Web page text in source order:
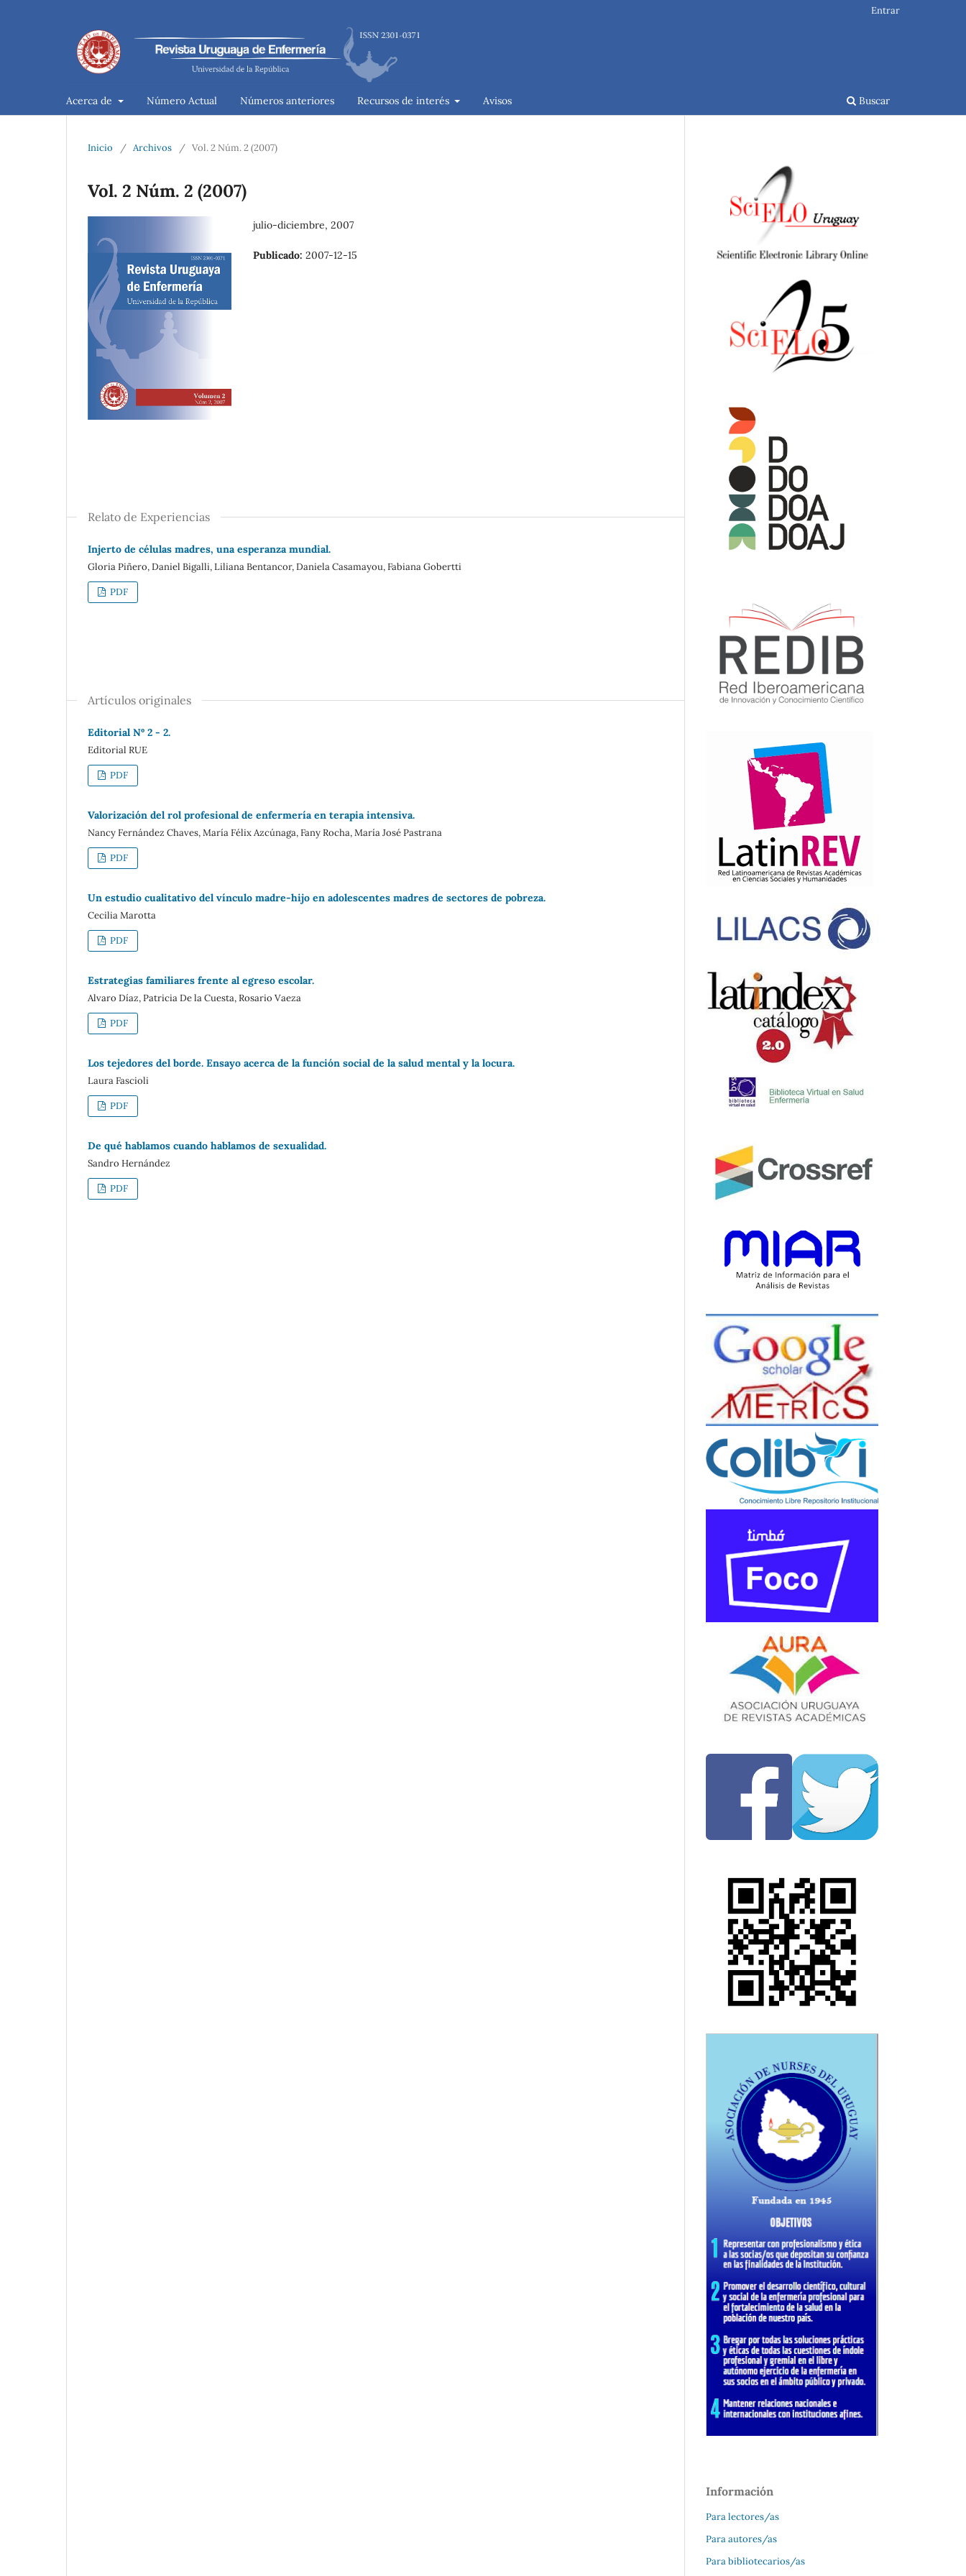
Acerca de Número Actual Números anteriores Recursos de interés Avisos Buscar
Entrar
Inicio / Archivos / Vol. 2 Núm. 2 (2007)
Vol. 2 Núm. 2 (2007)
julio-diciembre, 2007
Publicado: 2007-12-15
Relato de Experiencias
Injerto de células madres, una esperanza mundial.
Gloria Piñero, Daniel Bigalli, Liliana Bentancor, Daniela Casamayou, Fabiana Gobertti
PDF
Artículos originales
Editorial Nº 2 - 2.
Editorial RUE
PDF
Valorización del rol profesional de enfermería en terapia intensiva.
Nancy Fernández Chaves, María Félix Azcúnaga, Fany Rocha, María José Pastrana
PDF
Un estudio cualitativo del vínculo madre-hijo en adolescentes madres de sectores de pobreza.
Cecilia Marotta
PDF
Estrategias familiares frente al egreso escolar.
Alvaro Díaz, Patricia De la Cuesta, Rosario Vaeza
PDF
Los tejedores del borde. Ensayo acerca de la función social de la salud mental y la locura.
Laura Fascioli
PDF
De qué hablamos cuando hablamos de sexualidad.
Sandro Hernández
PDF
Información
Para lectores/as
Para autores/as
Para bibliotecarios/as